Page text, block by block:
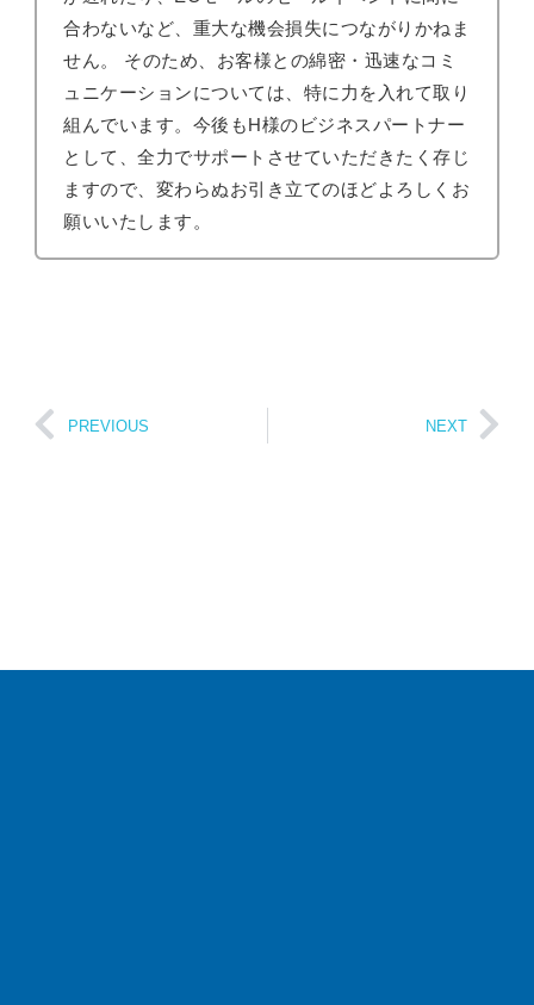
合わないなど、重大な機会損失につながりかねま
せん。 そのため、お客様との綿密・迅速なコミ
ュニケーションについては、特に力を入れて取り
組んでいます。今後もH様のビジネスパートナー
として、全力でサポートさせていただきたく存じ
ますので、変わらぬお引き立てのほどよろしくお
願いいたします。
PREVIOUS NEXT